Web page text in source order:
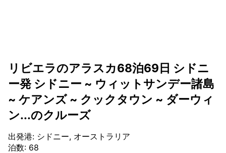
リビエラのアラスカ68泊69日 シドニ
ー発 シドニー ~ ウィットサンデー諸島
~ ケアンズ ~ クックタウン ~ ダーウィ
ン...のクルーズ
出発港: シドニー, オーストラリア
泊数: 68